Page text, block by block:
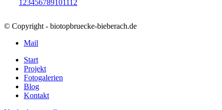
1 23456789101112
© Copyright - biotopbruecke-bieberach.de
Mail
Start
Projekt
Fotogalerien
Blog
Kontakt